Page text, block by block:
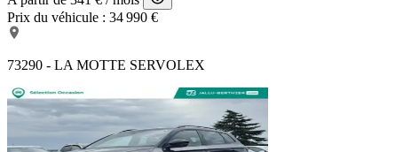
Prix du véhicule : 34 990 €
73290 - LA MOTTE SERVOLEX